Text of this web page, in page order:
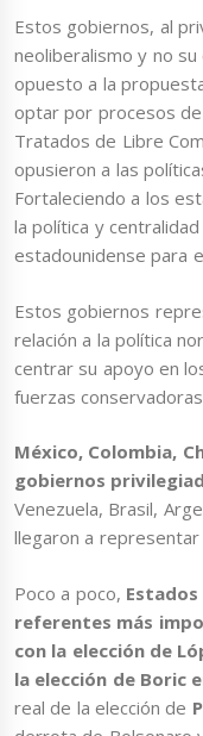
Estos gobiernos, al
neoliberalismo y no
opuesto a la
optar por procesos
Tratados de Libre
opusieron a las
Fortaleciendo a los
la política y
estadounidense para
Estos gobiernos
relación a la política
centrar su apoyo en
fuerzas
México, Colombia,
gobiernos
Venezuela, Brasil,
llegaron a
Poco a poco,
referentes más
con la elección de
la elección de Boric
real de la elección de